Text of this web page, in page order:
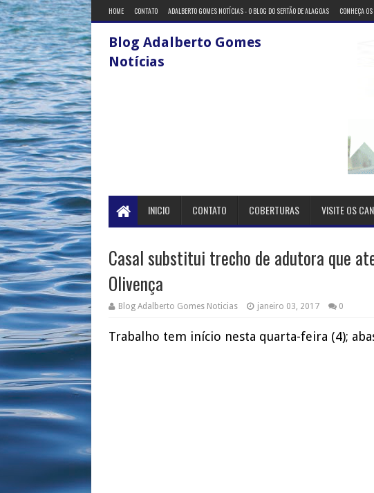
HOME CONTATO ADALBERTO GOMES NOTÍCIAS - O BLOG DO SERTÃO DE ALAGOAS CONHEÇA
Blog Adalberto Gomes
Notícias
INICIO CONTATO COBERTURAS VISITE OS
Casal substitui trecho de adutora que
Olivença
Blog Adalberto Gomes Noticias janeiro 03, 2017 0
Trabalho tem início nesta quarta-feira (4);